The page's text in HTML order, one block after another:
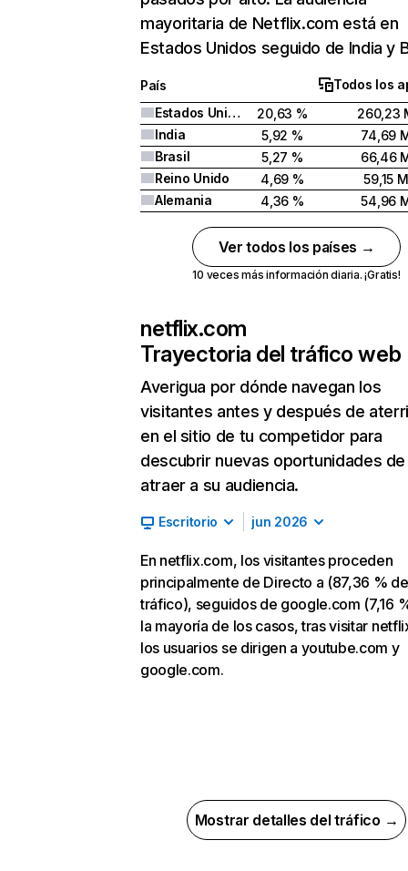
mayoritaria de Netflix.com está en
Estados Unidos seguido de India y
País
Todos los
Estados Unidos
20,63 %
260,23
India
5,92 %
74,69
Brasil
5,27 %
66,46
Reino Unido
4,69 %
59,15 M
Alemania
4,36 % 54,96
Ver todos los países →
10 veces más información diaria. ¡Gratis!
netflix.com
Trayectoria del tráfico web
Averigua por dónde navegan los
visitantes antes y después de
en el sitio de tu competidor para
descubrir nuevas oportunidades de
atraer a su audiencia.
Escritorio jun 2026
En netflix.com, los visitantes proceden
principalmente de Directo a (87,36 % de
tráfico), seguidos de google.com (7,16
la mayoría de los casos, tras visitar
los usuarios se dirigen a youtube.com y
google.com.
Mostrar detalles del tráfico →